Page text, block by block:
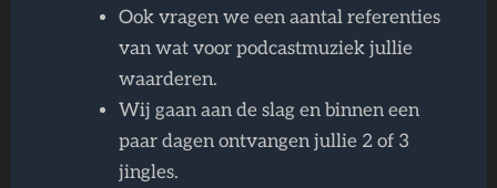
Ook vragen we een aantal referenties
van wat voor podcastmuziek jullie
waarderen.
Wij gaan aan de slag en binnen een
paar dagen ontvangen jullie 2 of 3
jingles.